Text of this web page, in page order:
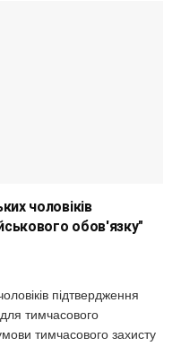
чоловіків
обов'язку"
підтвердження
тимчасового
тимчасового захисту